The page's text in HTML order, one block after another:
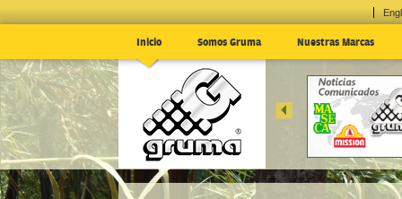
Inicio Somos Gruma Nuestras Marcas
EN EL 1T24; EL
MÉXICO